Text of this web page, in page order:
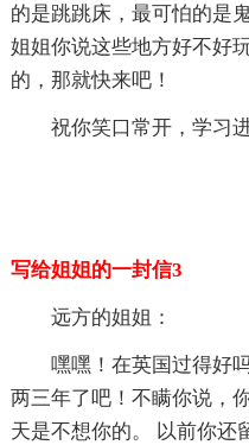
的是跳跳床，最可怕的是
姐姐你说这些地方好不好
的，那就快来吧！
祝你笑口常开，学习进
写给姐姐的一封信3
远方的姐姐：
嘿嘿！在英国过得好
两三年了吧！不瞒你说，
天是不想你的。 以前你还